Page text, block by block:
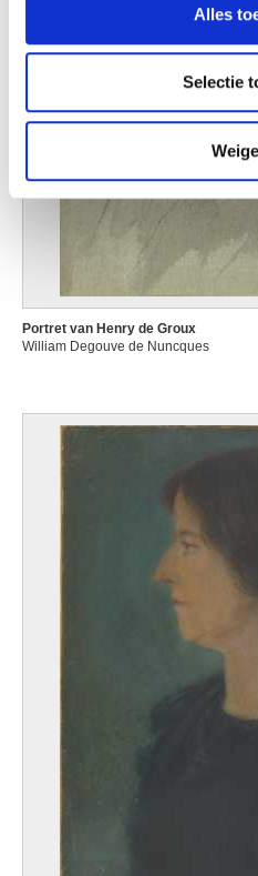
informatie over uw gebruik
partners voor social media,
verzameld op basis van uw
Alles
Selectie
Portret van Henry de Groux
William Degouve de Nuncques